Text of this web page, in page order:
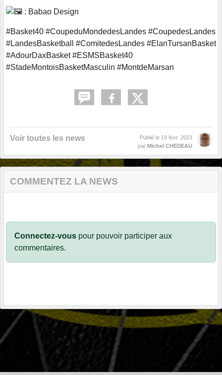
: Babao Design
#Basket40 #CoupeduMondedesLandes #CoupedesLandes
#LandesBasketball
#ComitedesLandes #ElanTursanBasket
#AdourDaxBasket #ESMSBasket40
#StadeMontoisBasketMasculin #MontdeMarsan
Voir toutes les news Publié le 19 févr. 2023
par Michel CHEDEAU
COMMENTEZ LA NEWS
Connectez-vous pour pouvoir participer aux
commentaires.